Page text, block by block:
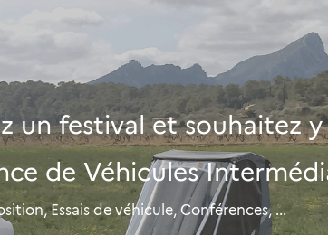
un festival et souhaitez
de Véhicules
Essais de véhicule, Conférences, ...